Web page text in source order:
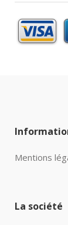
Mentions
La société